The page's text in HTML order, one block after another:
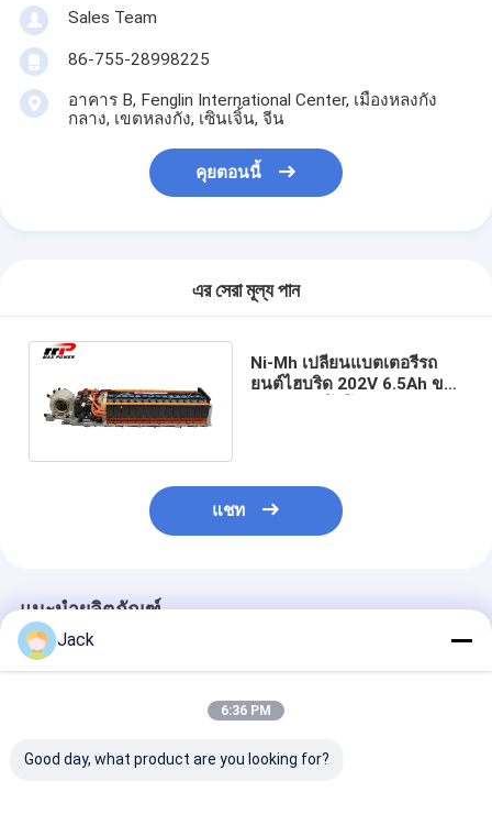
Sales Team
86-755-28998225
อาคาร B, Fenglin International Center, เมืองหลงกัง
กลาง, เขตหลงกัง, เซินเจิ้น, จีน
คุยตอนนี้
এর সেরা মূল্য পান
Ni-Mh เปลี่ยนแบตเตอรี่รถ
ยนต์ไฮบริด 202V 6.5Ah ของ
แชท
แนะนำผลิตภัณฑ์
Jack
6:36 PM
Good day, what product are you looking for?